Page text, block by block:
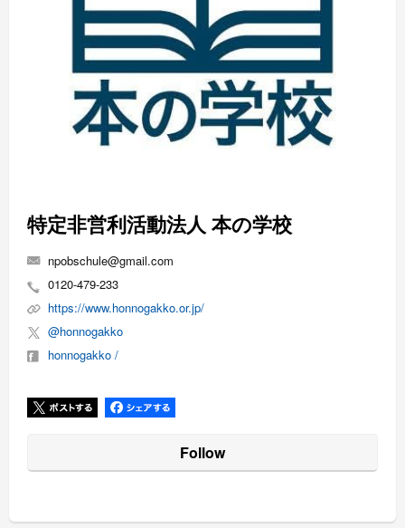
特定非営利活動法人 本の学校
npobschule@gmail.com
0120-479-233
https://www.honnogakko.or.jp/
@honnogakko
honnogakko /
Follow